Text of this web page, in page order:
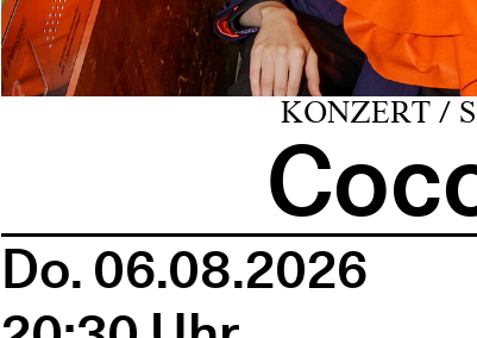
KONZERT /
Do. 06.08.2026